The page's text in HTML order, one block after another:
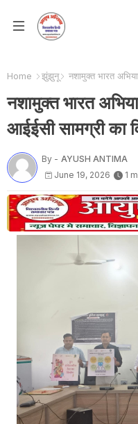
Home झुंझुनू नशामुक्त भारत
नशामुक्त भारत
आईईसी सामग्री का
By - AYUSH ANTIMA
June 19, 2026
1